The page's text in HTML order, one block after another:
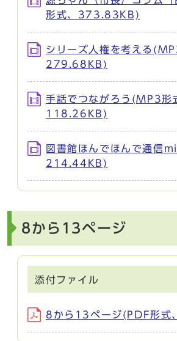
形式、373.83KB)
シリーズ人権を考える
279.68KB)
手話でつながろう(MP3形
118.26KB)
図書館ほんでほんで通信
214.44KB)
8から13ページ
添付ファイル
8から13ページ(PDF形